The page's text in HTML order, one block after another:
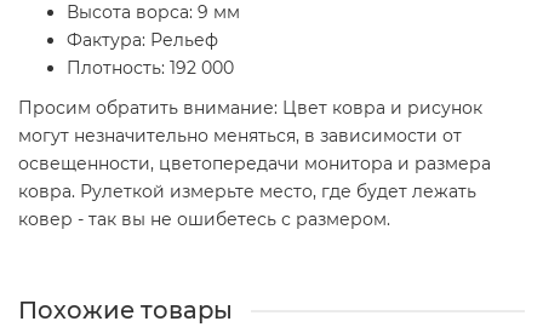
Высота ворса: 9 мм
Фактура: Рельеф
Плотность: 192 000
Просим обратить внимание: Цвет ковра и рисунок
могут незначительно меняться, в зависимости от
освещенности, цветопередачи монитора и размера
ковра. Рулеткой измерьте место, где будет лежать
ковер - так вы не ошибетесь с размером.
Похожие товары